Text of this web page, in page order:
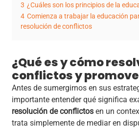
3 ¿Cuáles son los principios de la
4 Comienza a trabajar la educación
resolución de conflictos
¿Qué es y cómo
conflictos y
Antes de sumergirnos en sus
importante entender qué significa
resolución de conflictos en un
trata simplemente de mediar en